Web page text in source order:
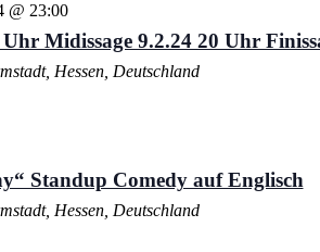
@ 23:00
Midissage 9.2.24 20 Uhr
Hessen, Deutschland
Standup Comedy auf Englisch
Hessen, Deutschland